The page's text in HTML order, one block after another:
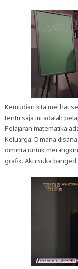
Kemudian kita melihat
tentu saja ini adalah
Pelajaran matematika
Keluarga. Dimana
diminta untuk
grafik. Aku suka banged